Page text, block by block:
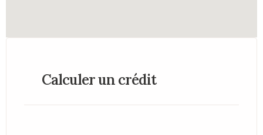
Calculer un crédit